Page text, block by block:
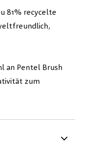
81% recycelte
an Pentel Brush
zum